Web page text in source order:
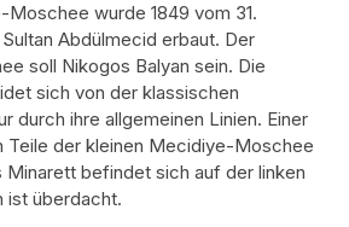
wurde 1849 vom 31.
Abdülmecid erbaut. Der
soll Nikogos Balyan sein. Die
sich von der klassischen
durch ihre allgemeinen Linien. Einer
Teile der kleinen Mecidiye-Moschee
Minarett befindet sich auf der linken
ist überdacht.